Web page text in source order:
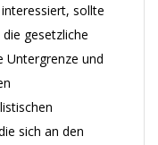
interessiert, sollte
gesetzliche
Untergrenze und
sich an den